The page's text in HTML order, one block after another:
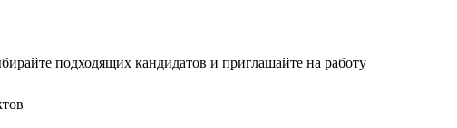
подходящих кандидатов и приглашайте на работу